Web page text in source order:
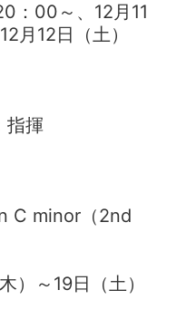
00～、12月11
月12日（土）
揮
C minor（2nd
）～19日（土）